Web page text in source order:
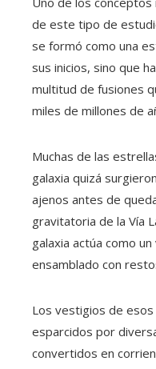
de este tipo de
se formó como una
sus inicios, sino que
multitud de fusiones
miles de millones de
Muchas de las
galaxia quizá
ajenos antes de
gravitatoria de la Vía
galaxia actúa como
ensamblado con
Los vestigios de
esparcidos por
convertidos en